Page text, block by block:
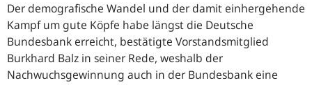
Der demografische Wandel und der damit einhergehende
Kampf um gute Köpfe habe längst die Deutsche
Bundesbank erreicht, bestätigte Vorstandsmitglied
Burkhard Balz in seiner Rede, weshalb der
Nachwuchsgewinnung auch in der Bundesbank eine